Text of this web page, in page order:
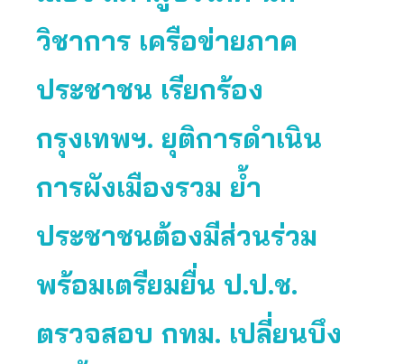
วิชาการ เครือข่ายภาค
ประชาชน เรียกร้อง
กรุงเทพฯ. ยุติการดำเนิน
การผังเมืองรวม ย้ำ
ประชาชนต้องมีส่วนร่วม
พร้อมเตรียมยื่น ป.ป.ช.
ตรวจสอบ กทม. เปลี่ยนบึง